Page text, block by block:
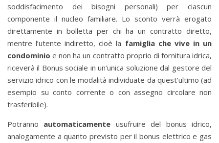
soddisfacimento dei bisogni personali) per ciascun
componente il nucleo familiare. Lo sconto verrà erogato
direttamente in bolletta per chi ha un contratto diretto,
mentre l’utente indiretto, cioè la famiglia che vive in un
condominio e non ha un contratto proprio di fornitura idrica,
riceverà il Bonus sociale in un’unica soluzione dal gestore del
servizio idrico con le modalità individuate da quest’ultimo (ad
esempio su conto corrente o con assegno circolare non
trasferibile).
Potranno automaticamente usufruire del bonus idrico,
analogamente a quanto previsto per il bonus elettrico e gas